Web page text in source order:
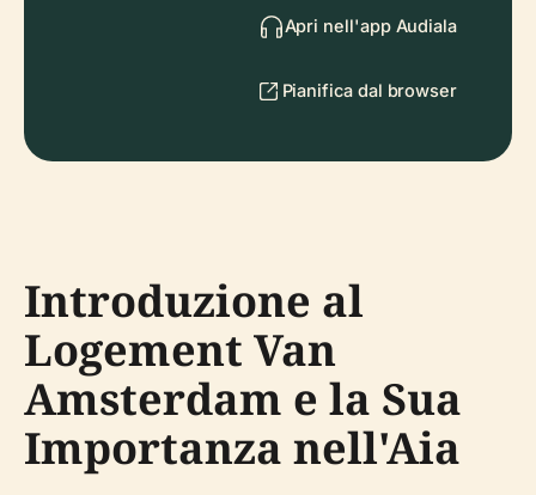
Apri nell'app Audiala
Pianifica dal browser
Introduzione al
Logement Van
Amsterdam e la Sua
Importanza nell'Aia